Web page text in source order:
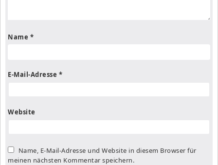
Name *
E-Mail-Adresse *
Website
Name, E-Mail-Adresse und Website in diesem Browser für
meinen nächsten Kommentar speichern.